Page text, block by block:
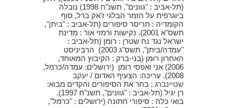
(תל-אביב : "גוונים", תשנ"ח 1998) נובלה
ביוגרפית על הזמר הבלגי ז'אק ברל, סוף
הקומדיה : תריסר סיפורים (תל-אביב : "ביתן",
תשס"א 2001). נקישות ורמזי אור : מדינת
ישראל נגד נח שטרן : רומן (תל-אביב :
"עמדה/ביתן", תשס"ג 2003) הרביניסט
האחרון רומן (בני-ברק : הקיבוץ המאוחד,
2006) אני ואפסי רומן (ירושלים: עמדה/כרמל,
2008). עריכה: הצעיף האדום /
יעקב
שטיינברג ; בחר את הסיפורים והקדים מבוא:
רן יגיל (תל-אביב : "גוונים", תשנ"ח 1997).
בואי כלה : סיפורי חתונה (ירושלים : "כרמל",